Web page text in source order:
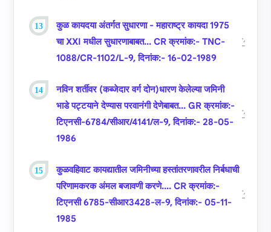
कुळ कायदया अंतर्गत सुधारणा - महाराष्‍ट्र कायदा 1975
चा XXI मधील सुधारणाबाबत... CR क्रमांक:- TNC-
1088/CR-1102/L-9, दिनांक:- 16-02-1989
नविन शर्तीवर (कब्‍जेदार वर्ग दोन)धारण केलेल्‍या जमिनी
भाडे पट्टयाने देण्‍यास परवानंगी देणेबाबत... GR क्रमांक:-
टिएनसी-6784/सीआर/4141/ल-9, दिनांक:- 28-05-
1986
कुळवहिवाट कायद्यातील जमिनीच्‍या हस्‍तांतरणावरील निर्बधाची
परिणामकरक अंमल बजावणी करणे.... CR क्रमांक:-
टिएनसी 6785-सीआर3428-ल-9, दिनांक:- 05-11-
1985